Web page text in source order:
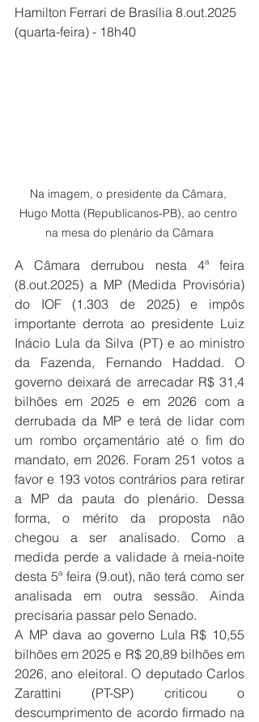
Hamilton Ferrari de Brasília 8.out.2025
(quarta-feira) - 18h40
Na imagem, o presidente da Câmara,
Hugo Motta (Republicanos-PB), ao centro
na mesa do plenário da Câmara
A Câmara derrubou nesta 4ª feira
(8.out.2025) a MP (Medida Provisória)
do IOF (1.303 de 2025) e impôs
importante derrota ao presidente Luiz
Inácio Lula da Silva (PT) e ao ministro
da Fazenda, Fernando Haddad. O
governo deixará de arrecadar R$ 31,4
bilhões em 2025 e em 2026 com a
derrubada da MP e terá de lidar com
um rombo orçamentário até o fim do
mandato, em 2026. Foram 251 votos a
favor e 193 votos contrários para retirar
a MP da pauta do plenário. Dessa
forma, o mérito da proposta não
chegou a ser analisado. Como a
medida perde a validade à meia-noite
desta 5ª feira (9.out), não terá como ser
analisada em outra sessão. Ainda
precisaria passar pelo Senado.
A MP dava ao governo Lula R$ 10,55
bilhões em 2025 e R$ 20,89 bilhões em
2026, ano eleitoral. O deputado Carlos
Zarattini (PT-SP) criticou o
descumprimento de acordo firmado na